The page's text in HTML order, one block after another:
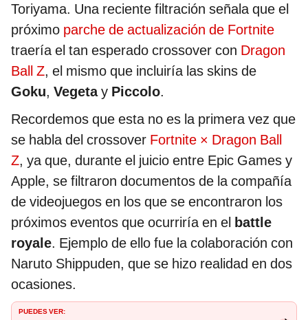
Toriyama. Una reciente filtración señala que el
próximo parche de actualización de Fortnite
traería el tan esperado crossover con Dragon
Ball Z, el mismo que incluiría las skins de
Goku, Vegetay Piccolo.
Recordemos que esta no es la primera vez que
se habla del crossover Fortnite × Dragon Ball
Z, ya que, durante el juicio entre Epic Games y
Apple, se filtraron documentos de la compañía
de videojuegos en los que se encontraron los
próximos eventos que ocurriría en el battle
royale. Ejemplo de ello fue la colaboración con
Naruto Shippuden, que se hizo realidad en dos
ocasiones.
PUEDES VER: